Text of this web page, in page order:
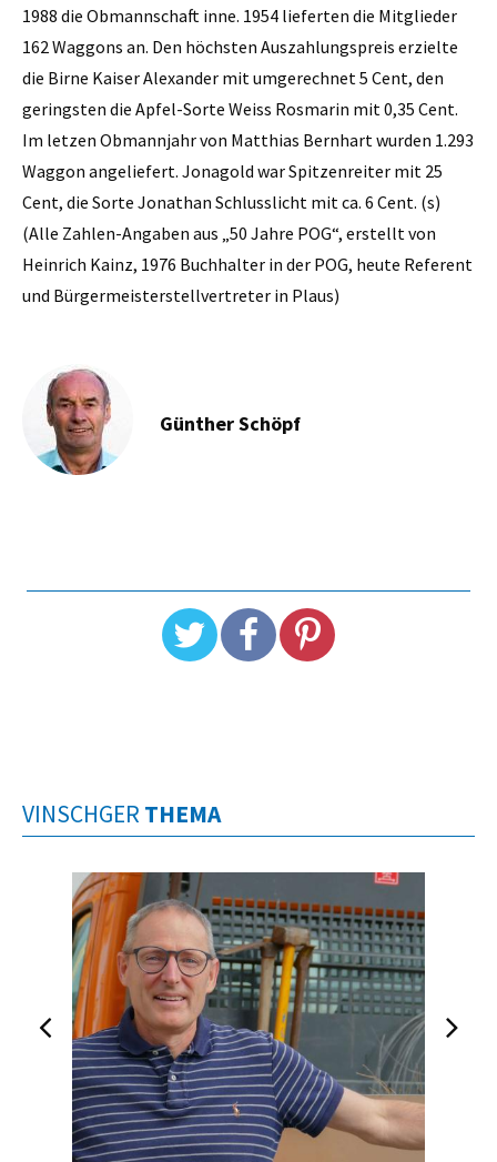
1988 die Obmannschaft inne. 1954 lieferten die Mitglieder
162 Waggons an. Den höchsten Auszahlungspreis erzielte
die Birne Kaiser Alexander mit umgerechnet 5 Cent, den
geringsten die Apfel-Sorte Weiss Rosmarin mit 0,35 Cent.
Im letzen Obmannjahr von Matthias Bernhart wurden 1.293
Waggon angeliefert. Jonagold war Spitzenreiter mit 25
Cent, die Sorte Jonathan Schlusslicht mit ca. 6 Cent. (s)
(Alle Zahlen-Angaben aus „50 Jahre POG“, erstellt von
Heinrich Kainz, 1976 Buchhalter in der POG, heute Referent
und Bürgermeisterstellvertreter in Plaus)
Günther Schöpf
VINSCHGER THEMA